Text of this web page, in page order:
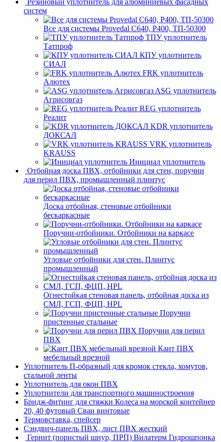
систем
Все для системы Provedal С640, Р400, ТП-50300
ТПУ уплотнитель
Татпроф
КПУ уплотнитель
СИАЛ
FRK уплотнитель
Алютех
ASG уплотнитель
Агрисовгаз
REG уплотнитель
Реалит
KDR уплотнитель
ДОКСАЛ
VRK уплотнитель
KRAUSS
Инициал уплотнитель
Отбойная доска ПВХ, отбойники для стен, поручни
для перил ПВХ, промышленный плинтус
Доска отбойная, стеновые отбойники
бескаркасные
Поручни-отбойники. Отбойники на каркасе
Угловые отбойники для стен. Плинтус
промышленный
Огнестойкая стеновая панель, отбойная доска из
СМЛ, ГСП, ФЦП, HPL
Поручни
пристенные стальные
Поручни для перил
ПВХ
Кант ПВХ
мебельный врезной
Уплотнитель П-образный для кромок стекла, хомутов,
стальной ленты
Уплотнитель для окон ПВХ
Уплотнители для транспортного машиностроения
Бридж-фитинг для стяжки Колеса на морской контейнер
20, 40 футовый Сваи винтовые
Термовставка, спейсер
Сэндвич-панель ПВХ, лист ПВХ жесткий
Гернит (пористый шнур, ПРП) Вилатерм Гидрошпонка